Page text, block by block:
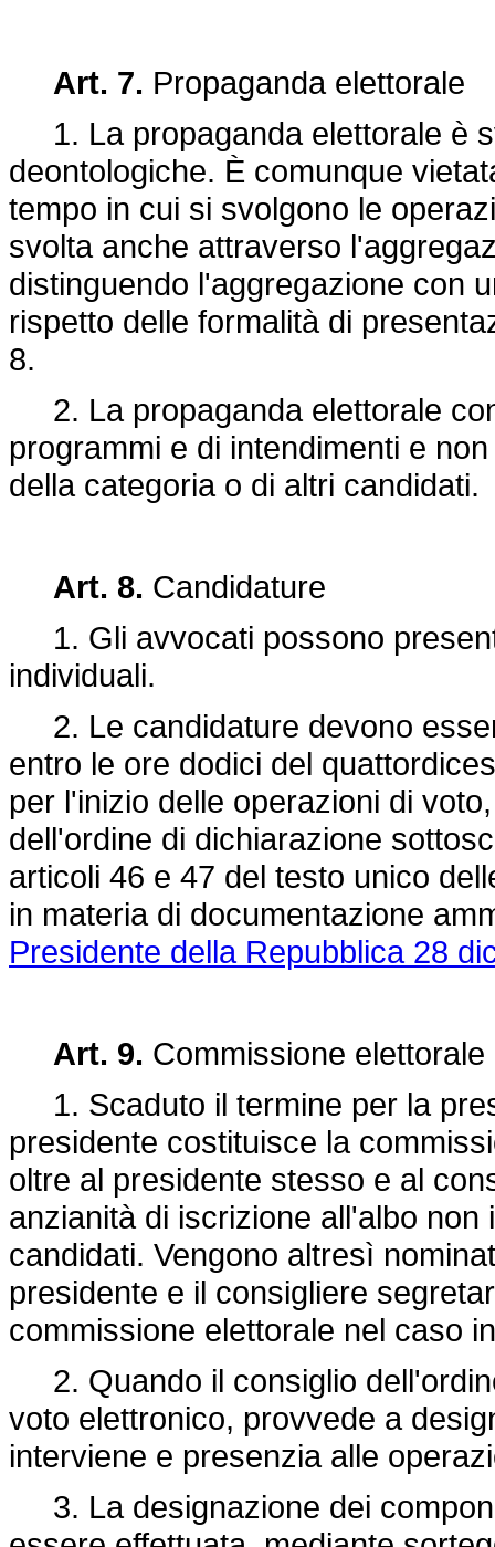
Art. 7. Propaganda elettorale
1. La propaganda elettorale è
deontologiche. È comunque
tempo in cui si svolgono le
svolta anche attraverso
distinguendo l'aggregazione con
rispetto delle formalità di
8.
2. La propaganda elettorale
programmi e di intendimenti e
della categoria o di altri candidati.
Art. 8. Candidature
1. Gli avvocati possono
individuali.
2. Le candidature devono
entro le ore dodici del
per l'inizio delle operazioni di
dell'ordine di dichiarazione
articoli 46 e 47 del testo unico
in materia di documentazione
Presidente della Repubblica 28
Art. 9. Commissione elettorale
1. Scaduto il termine per la
presidente costituisce la
oltre al presidente stesso e al
anzianità di iscrizione all'albo
candidati. Vengono altresì
presidente e il consigliere
commissione elettorale nel caso
2. Quando il consiglio
voto elettronico, provvede a
interviene e presenzia alle
3. La designazione dei